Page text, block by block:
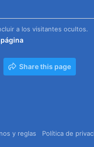
a los visitantes ocultos.
Share this page
y reglas Política de